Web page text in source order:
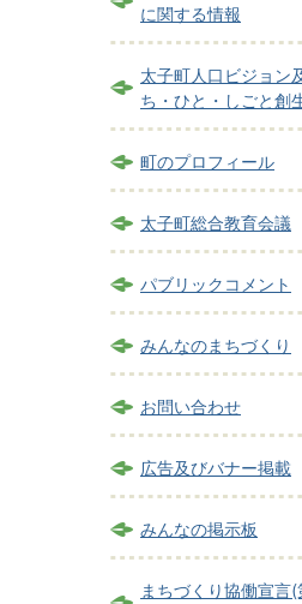
に関する情報
太子町人口ビジョン
ち・ひと・しごと創
町のプロフィール
太子町総合教育会議
パブリックコメント
みんなのまちづくり
お問い合わせ
広告及びバナー掲載
みんなの掲示板
まちづくり協働宣言